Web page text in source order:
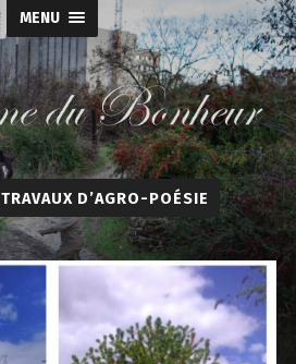
MENU
La
Ferme
du
Bonheur
TRAVAUX D’AGRO-POÉSIE